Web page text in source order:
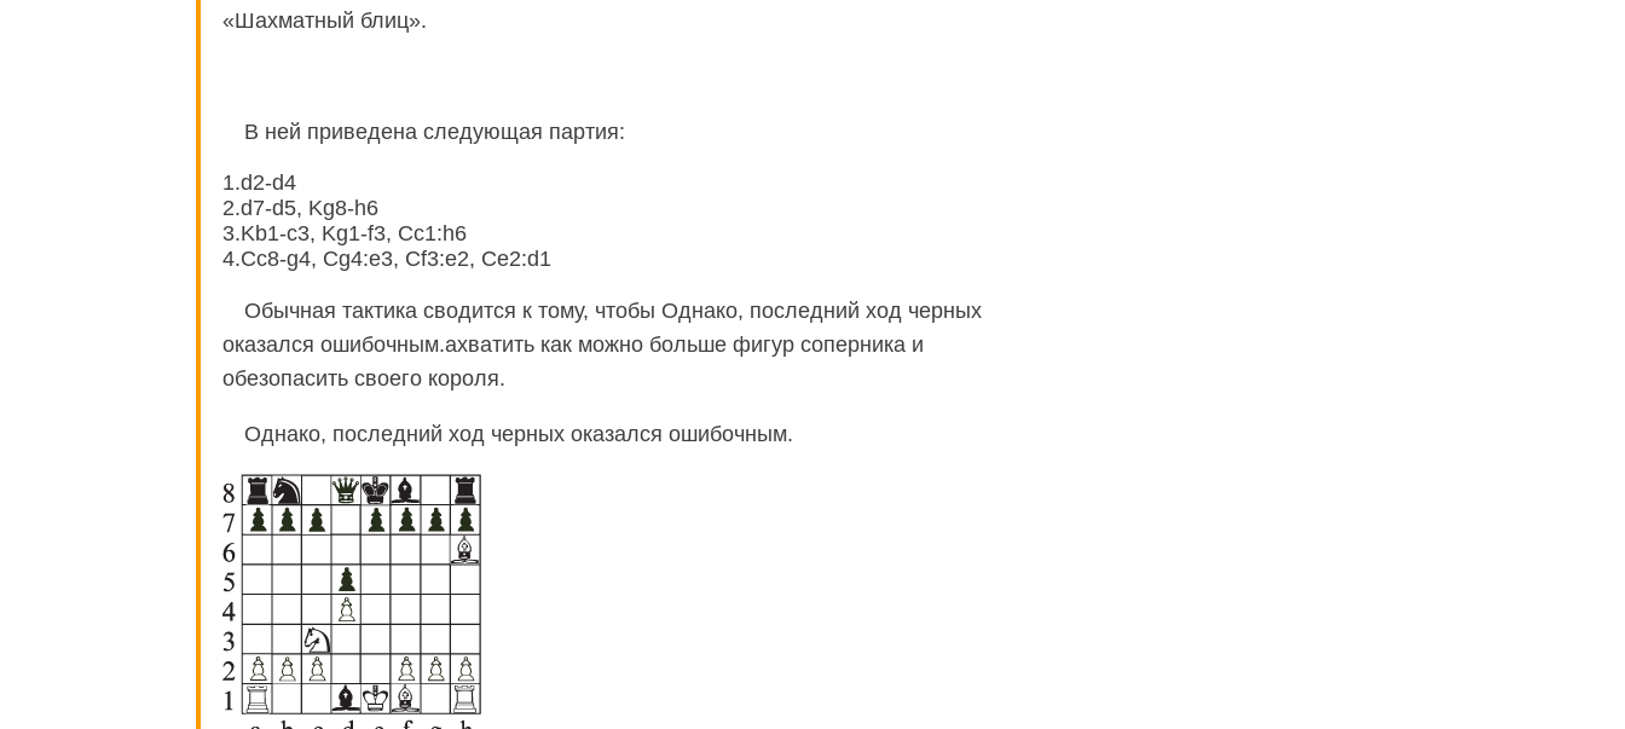
«Шахматный блиц».
В ней приведена следующая партия:
1.d2-d4
2.d7-d5, Kg8-h6
3.Kb1-c3, Kg1-f3, Cc1:h6
4.Cc8-g4, Cg4:e3, Cf3:e2, Ce2:d1
Обычная тактика сводится к тому, чтобы Однако, последний ход черных
оказался ошибочным.ахватить как можно больше фигур соперника и
обезопасить своего короля.
Однако, последний ход черных оказался ошибочным.